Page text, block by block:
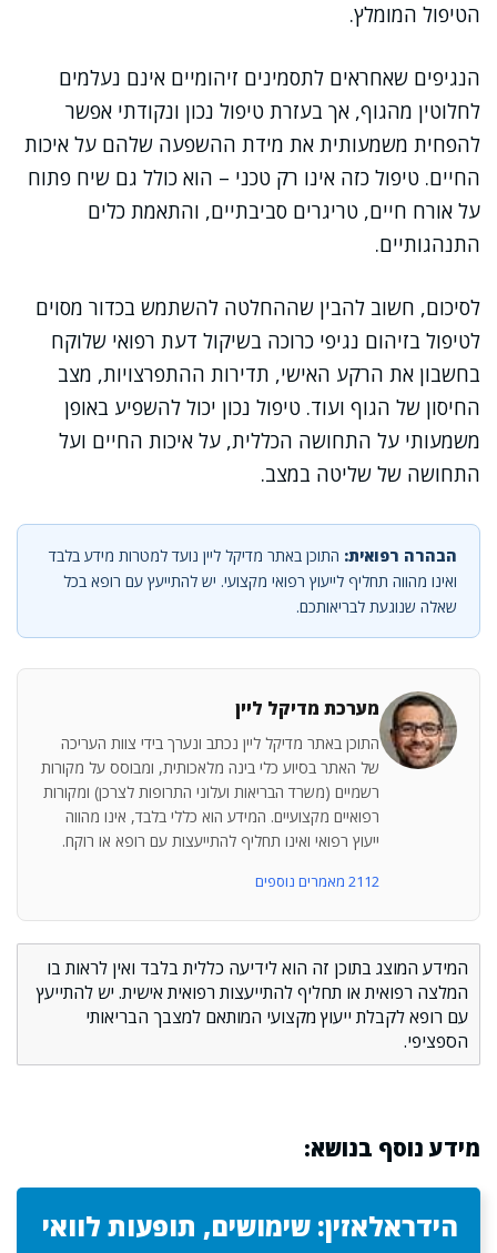
הטיפול המומלץ.
הנגיפים שאחראים לתסמינים זיהומיים אינם נעלמים
לחלוטין מהגוף, אך בעזרת טיפול נכון ונקודתי אפשר
להפחית משמעותית את מידת ההשפעה שלהם על איכות
החיים. טיפול כזה אינו רק טכני – הוא כולל גם שיח פתוח
על אורח חיים, טריגרים סביבתיים, והתאמת כלים
התנהגותיים.
לסיכום, חשוב להבין שההחלטה להשתמש בכדור מסוים
לטיפול בזיהום נגיפי כרוכה בשיקול דעת רפואי שלוקח
בחשבון את הרקע האישי, תדירות ההתפרצויות, מצב
החיסון של הגוף ועוד. טיפול נכון יכול להשפיע באופן
משמעותי על התחושה הכללית, על איכות החיים ועל
התחושה של שליטה במצב.
הבהרה רפואית: התוכן באתר מדיקל ליין נועד למטרות מידע בלבד
ואינו מהווה תחליף לייעוץ רפואי מקצועי. יש להתייעץ עם רופא בכל
שאלה שנוגעת לבריאותכם.
מערכת מדיקל ליין
התוכן באתר מדיקל ליין נכתב ונערך בידי צוות העריכה
של האתר בסיוע כלי בינה מלאכותית, ומבוסס על מקורות
רשמיים (משרד הבריאות ועלוני התרופות לצרכן) ומקורות
רפואיים מקצועיים. המידע הוא כללי בלבד, אינו מהווה
ייעוץ רפואי ואינו תחליף להתייעצות עם רופא או רוקח.
2112 מאמרים נוספים
המידע המוצג בתוכן זה הוא לידיעה כללית בלבד ואין לראות בו
המלצה רפואית או תחליף להתייעצות רפואית אישית. יש להתייעץ
עם רופא לקבלת ייעוץ מקצועי המותאם למצבך הבריאותי
הספציפי.
מידע נוסף בנושא:
הידראלאזין: שימושים, תופעות לוואי